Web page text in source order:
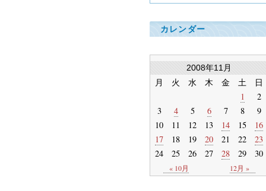
カレンダー
2008年11月
月 火 水 木 金 土 日
« 10月 12月 »
1
2
3
4 5 6 7 8
9
10
11 12 13 14 15
16
17
18 19 20 21 22
23
24
25 26 27 28 29 30